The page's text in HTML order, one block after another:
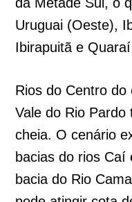
Uruguai (Oeste),
Ibirapuitã e
Rios do Centro
Vale do Rio
cheia. O cenário
bacias do rios Caí
bacia do Rio